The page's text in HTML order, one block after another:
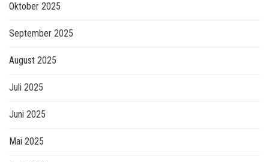
Oktober 2025
September 2025
August 2025
Juli 2025
Juni 2025
Mai 2025